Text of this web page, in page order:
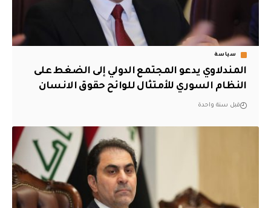
سياسة
المندلاوي يدعو المجتمع الدولي إلى الضغط على
النظام السوري للأمتثال للوائح حقوق الانسان
قبل سنة واحدة